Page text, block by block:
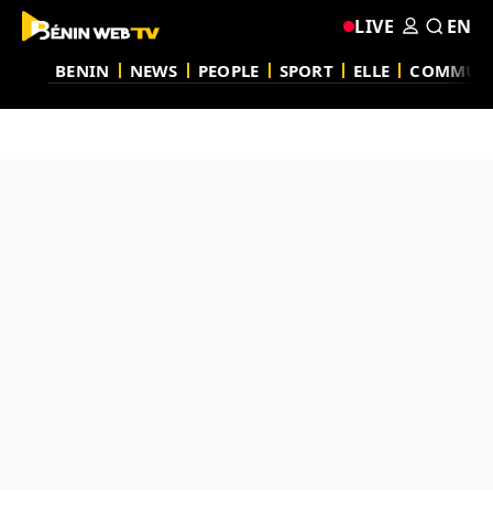
BENIN NEWS PEOPLE SPORT ELLE
LIVE EN